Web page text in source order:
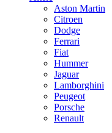
Aston Martin
Citroen
Dodge
Ferrari
Fiat
Hummer
Jaguar
Lamborghini
Peugeot
Porsche
Renault